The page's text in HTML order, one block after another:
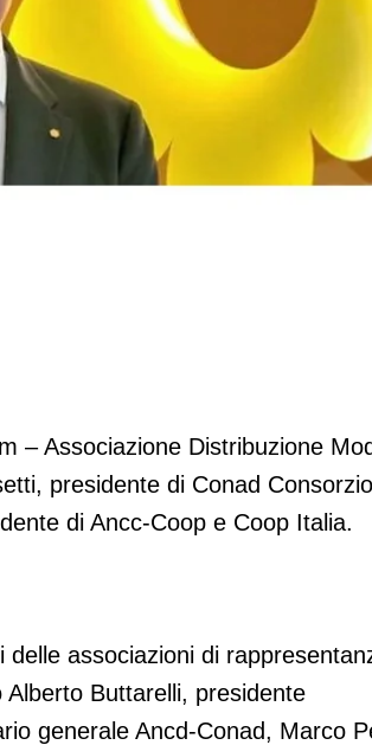
– Associazione Distribuzione
presidente di Conad Consorzio
di Ancc-Coop e Coop Italia.
associazioni di
Buttarelli, presidente
generale Ancd-Conad, Marco